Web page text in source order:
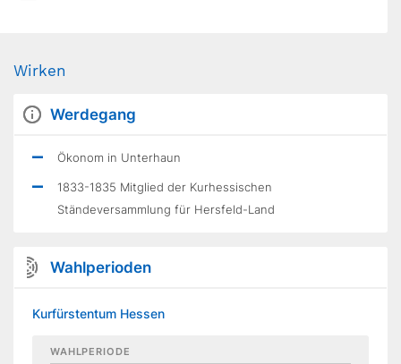
Wirken
Werdegang
Ökonom in Unterhaun
1833-1835 Mitglied der Kurhessischen
Ständeversammlung für Hersfeld-Land
Wahlperioden
Kurfürstentum Hessen
WAHLPERIODE